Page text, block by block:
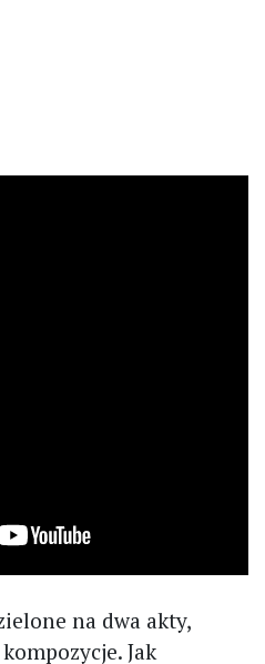
na dwa akty,
Jak